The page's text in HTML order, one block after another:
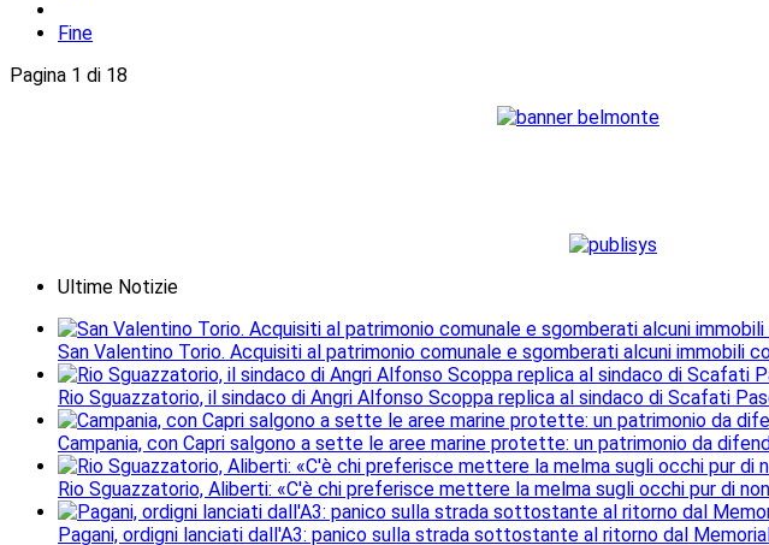
Fine
Pagina 1 di 18
Ultime Notizie
San Valentino Torio. Acquisiti al patrimonio comunale e sgomberati alcuni immobili
Rio Sguazzatorio, il sindaco di Angri Alfonso Scoppa replica al sindaco di Scafati
Campania, con Capri salgono a sette le aree marine protette: un patrimonio da
Rio Sguazzatorio, Aliberti: «C'è chi preferisce mettere la melma sugli occhi pur di
Pagani, ordigni lanciati dall'A3: panico sulla strada sottostante al ritorno dal